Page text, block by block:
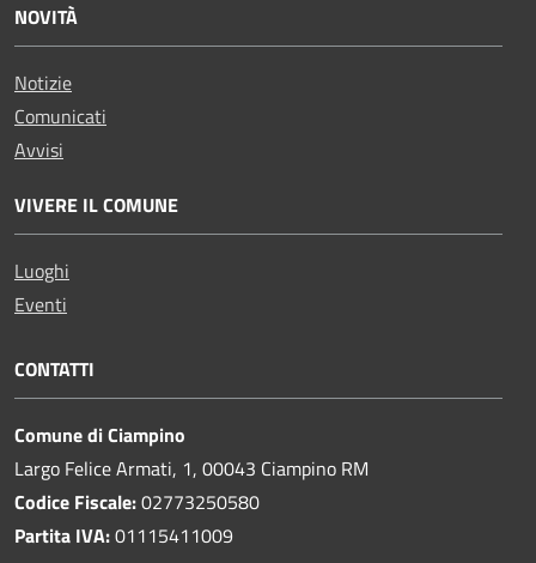
NOVITÀ
Notizie
Comunicati
Avvisi
VIVERE IL COMUNE
Luoghi
Eventi
CONTATTI
Comune di Ciampino
Largo Felice Armati, 1, 00043 Ciampino RM
Codice Fiscale:02773250580
Partita IVA:01115411009